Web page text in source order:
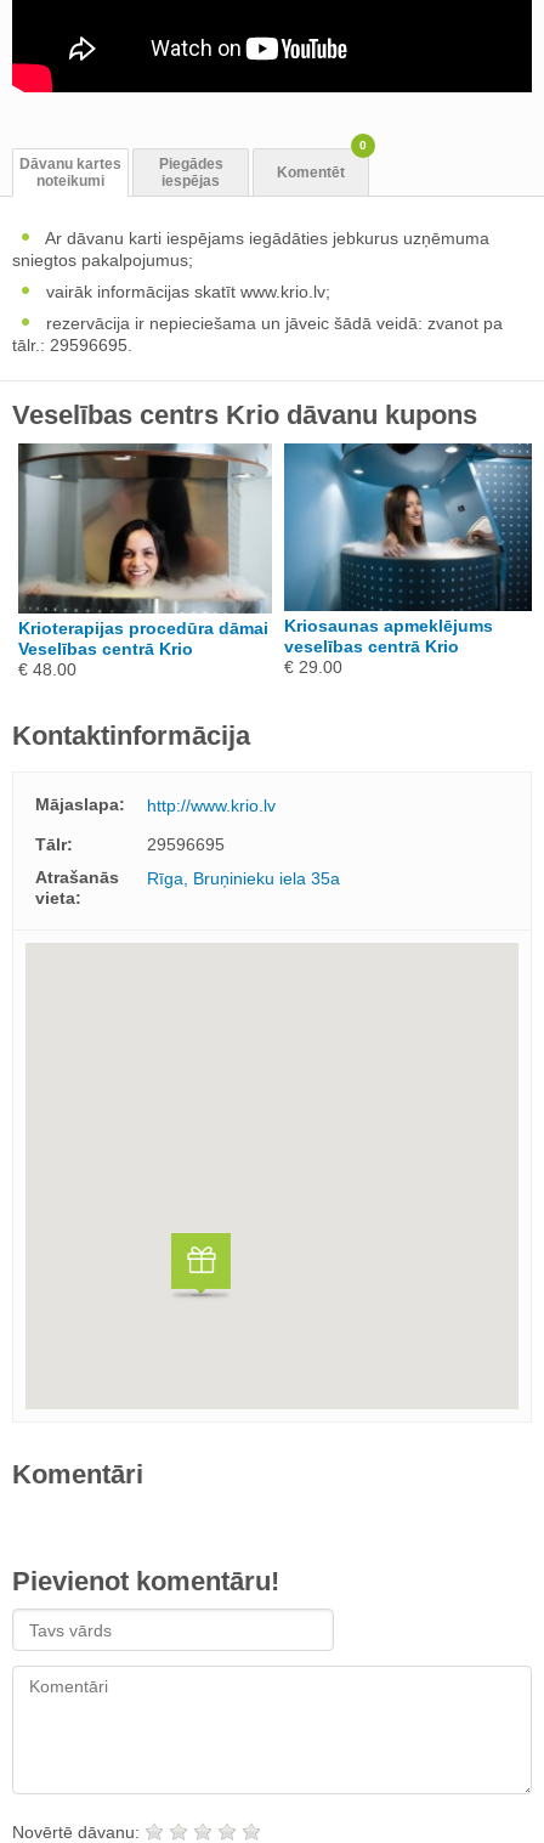
Dāvanu kartes
noteikumi
Piegādes
iespējas
Komentēt
0
Ar dāvanu karti iespējams iegādāties jebkurus uzņēmuma
sniegtos pakalpojumus;
vairāk informācijas skatīt www.krio.lv;
rezervācija ir nepieciešama un jāveic šādā veidā: zvanot pa
tālr.: 29596695.
Veselības centrs Krio dāvanu kupons
Krioterapijas procedūra dāmai
Veselības centrā Krio
€ 48.00
Kriosaunas apmeklējums
veselības centrā Krio
€ 29.00
Kontaktinformācija
Mājaslapa:
http://www.krio.lv
Tālr:
29596695
Atrašanās
vieta:
Rīga, Bruņinieku iela 35a
Komentāri
Pievienot komentāru!
Novērtē dāvanu: